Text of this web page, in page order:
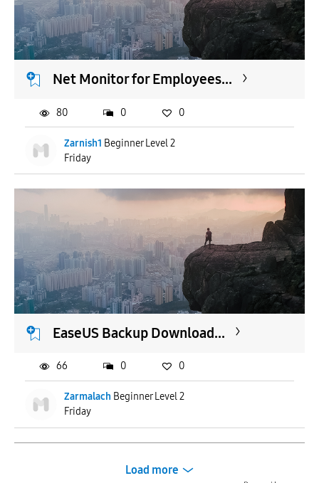
Net Monitor for Employees...
Zarnish1 Beginner Level 2
Friday
80 0 0
EaseUS Backup Download...
Zarmalach Beginner Level 2
Friday
66 0 0
Load more